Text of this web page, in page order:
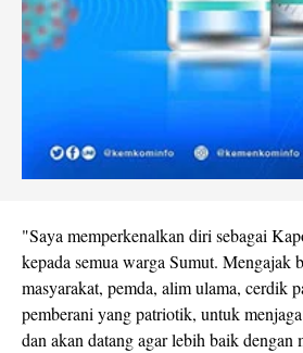
"Saya memperkenalkan diri sebagai
kepada semua warga Sumut. Mengajak
masyarakat, pemda, alim ulama, cerdik
pemberani yang patriotik, untuk
dan akan datang agar lebih baik dengan